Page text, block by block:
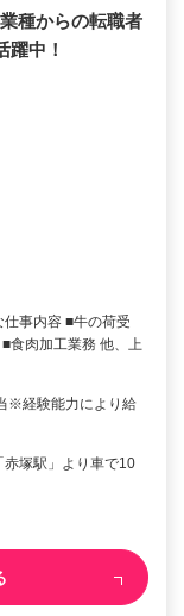
種からの転職者
中！
事内容 ■牛の荷受
食肉加工業務 他、上
※経験能力により給
塚駅」より車で10